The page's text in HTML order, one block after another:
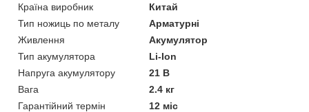
Країна виробник
Китай
Тип ножиць по металу
Арматурні
Живлення
Акумулятор
Тип акумулятора
Li-Ion
Напруга акумулятору
21 В
Вага
2.4 кг
Гарантійний термін
12 міс